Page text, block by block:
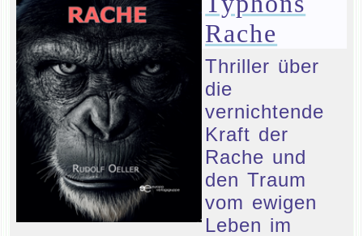
Rache
Thriller über
die
vernichtende
Kraft der
Rache und
den Traum
vom ewigen
Leben im